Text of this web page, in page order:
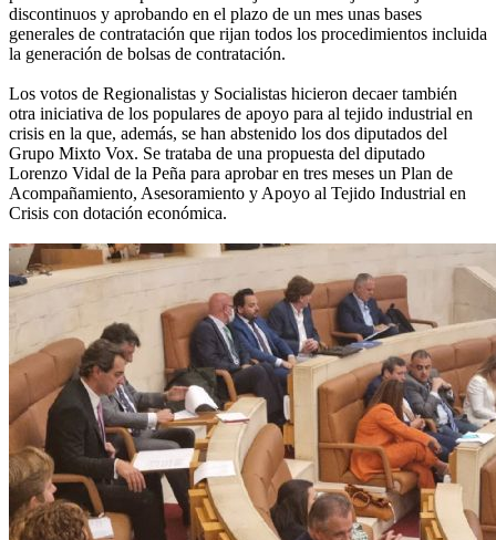
discontinuos y aprobando en el plazo de un mes unas bases
generales de contratación que rijan todos los procedimientos incluida
la generación de bolsas de contratación.
Los votos de Regionalistas y Socialistas hicieron decaer también
otra iniciativa de los populares de apoyo para al tejido industrial en
crisis en la que, además, se han abstenido los dos diputados del
Grupo Mixto Vox. Se trataba de una propuesta del diputado
Lorenzo Vidal de la Peña para aprobar en tres meses un Plan de
Acompañamiento, Asesoramiento y Apoyo al Tejido Industrial en
Crisis con dotación económica.